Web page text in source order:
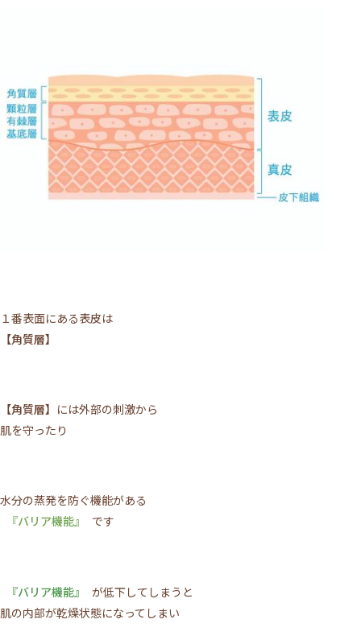
１番表面にある表皮は
【角質層】
【角質層】 には外部の刺激から
肌を守ったり
水分の蒸発を防ぐ機能がある
『バリア機能』
です
『バリア機能』
が低下してしまうと
肌の内部が乾燥状態になってしまい